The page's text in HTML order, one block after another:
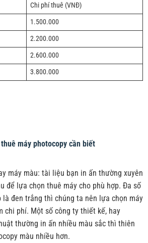
Chi phí thuê (VNĐ)
1.500.000
2.200.000
2.600.000
3.800.000
máy photocopy cần biết
máy màu: tài liệu bạn in ấn thường xuyên
để lựa chọn thuê máy cho phù hợp. Đa số
là đen trắng thì chúng ta nên lựa chọn máy
chi phí. Một số công ty thiết kế, hay
thường in ấn nhiều màu sắc thì thiên
màu nhiều hơn.